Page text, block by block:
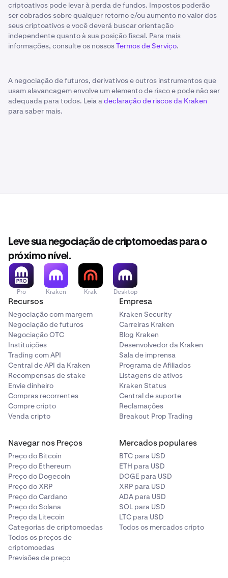
criptoativos pode levar à perda de fundos. Impostos poderão
ser cobrados sobre qualquer retorno e/ou aumento no valor dos
seus criptoativos e você deverá buscar orientação
independente quanto à sua posição fiscal. Para mais
informações, consulte os nossosTermos de Serviço.
A negociação de futuros, derivativos e outros instrumentos que
usam alavancagem envolve um elemento de risco e pode não ser
adequada para todos. Leia adeclaração de riscos da Kraken
para saber mais.
Leve sua negociação de criptomoedas para o
próximo nível.
Pro Kraken Krak Desktop
Recursos
Negociação com margem
Negociação de futuros
Negociação OTC
Instituições
Trading com API
Central de API da Kraken
Recompensas de stake
Envie dinheiro
Compras recorrentes
Compre cripto
Venda cripto
Empresa
Kraken Security
Carreiras Kraken
Blog Kraken
Desenvolvedor da Kraken
Sala de imprensa
Programa de Afiliados
Listagens de ativos
Kraken Status
Central de suporte
Reclamações
Breakout Prop Trading
Navegar nos Preços
Preço do Bitcoin
Preço do Ethereum
Preço do Dogecoin
Preço do XRP
Preço do Cardano
Preço do Solana
Preço da Litecoin
Categorias de criptomoedas
Todos os preços de
criptomoedas
Previsões de preço
Mercados populares
BTC para USD
ETH para USD
DOGE para USD
XRP para USD
ADA para USD
SOL para USD
LTC para USD
Todos os mercados cripto